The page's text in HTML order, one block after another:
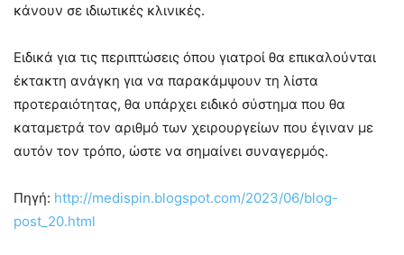
κάνουν σε ιδιωτικές κλινικές.
Ειδικά για τις περιπτώσεις όπου γιατροί θα επικαλούνται
έκτακτη ανάγκη για να παρακάμψουν τη λίστα
προτεραιότητας, θα υπάρχει ειδικό σύστημα που θα
καταμετρά τον αριθμό των χειρουργείων που έγιναν με
αυτόν τον τρόπο, ώστε να σημαίνει συναγερμός.
Πηγή: http://medispin.blogspot.com/2023/06/blog-
post_20.html